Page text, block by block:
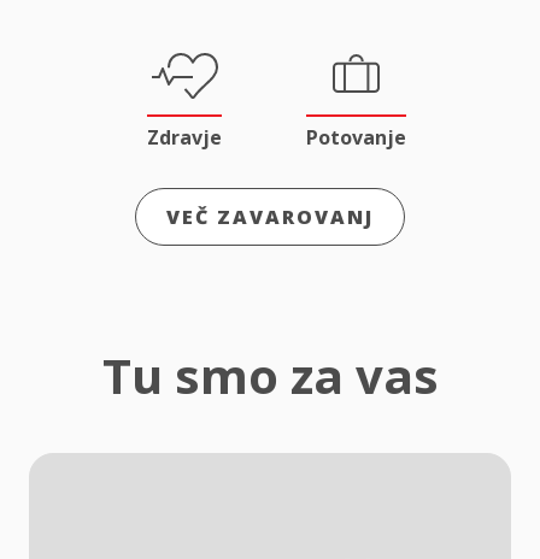
Zdravje Potovanje
VEČ ZAVAROVANJ
Tu smo za vas